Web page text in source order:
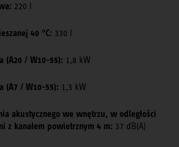
220 l
40 °C: 330 l
(A20 / W10-55): 1,8 kW
(A7 / W10-55): 1,3 kW
akustycznego we wnętrzu, w odległości
z kanałem powietrznym 4 m: 37 dB(A)